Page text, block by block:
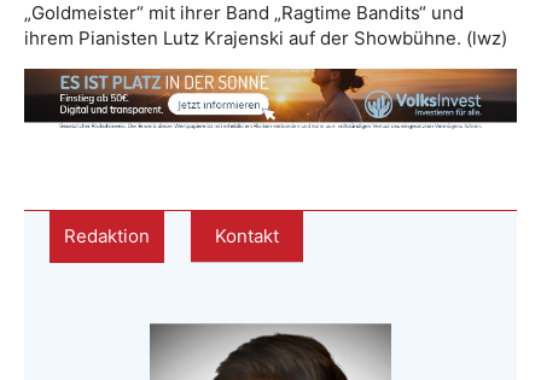
„Goldmeister“ mit ihrer Band „Ragtime Bandits“ und
ihrem Pianisten Lutz Krajenski auf der Showbühne. (lwz)
Redaktion Kontakt